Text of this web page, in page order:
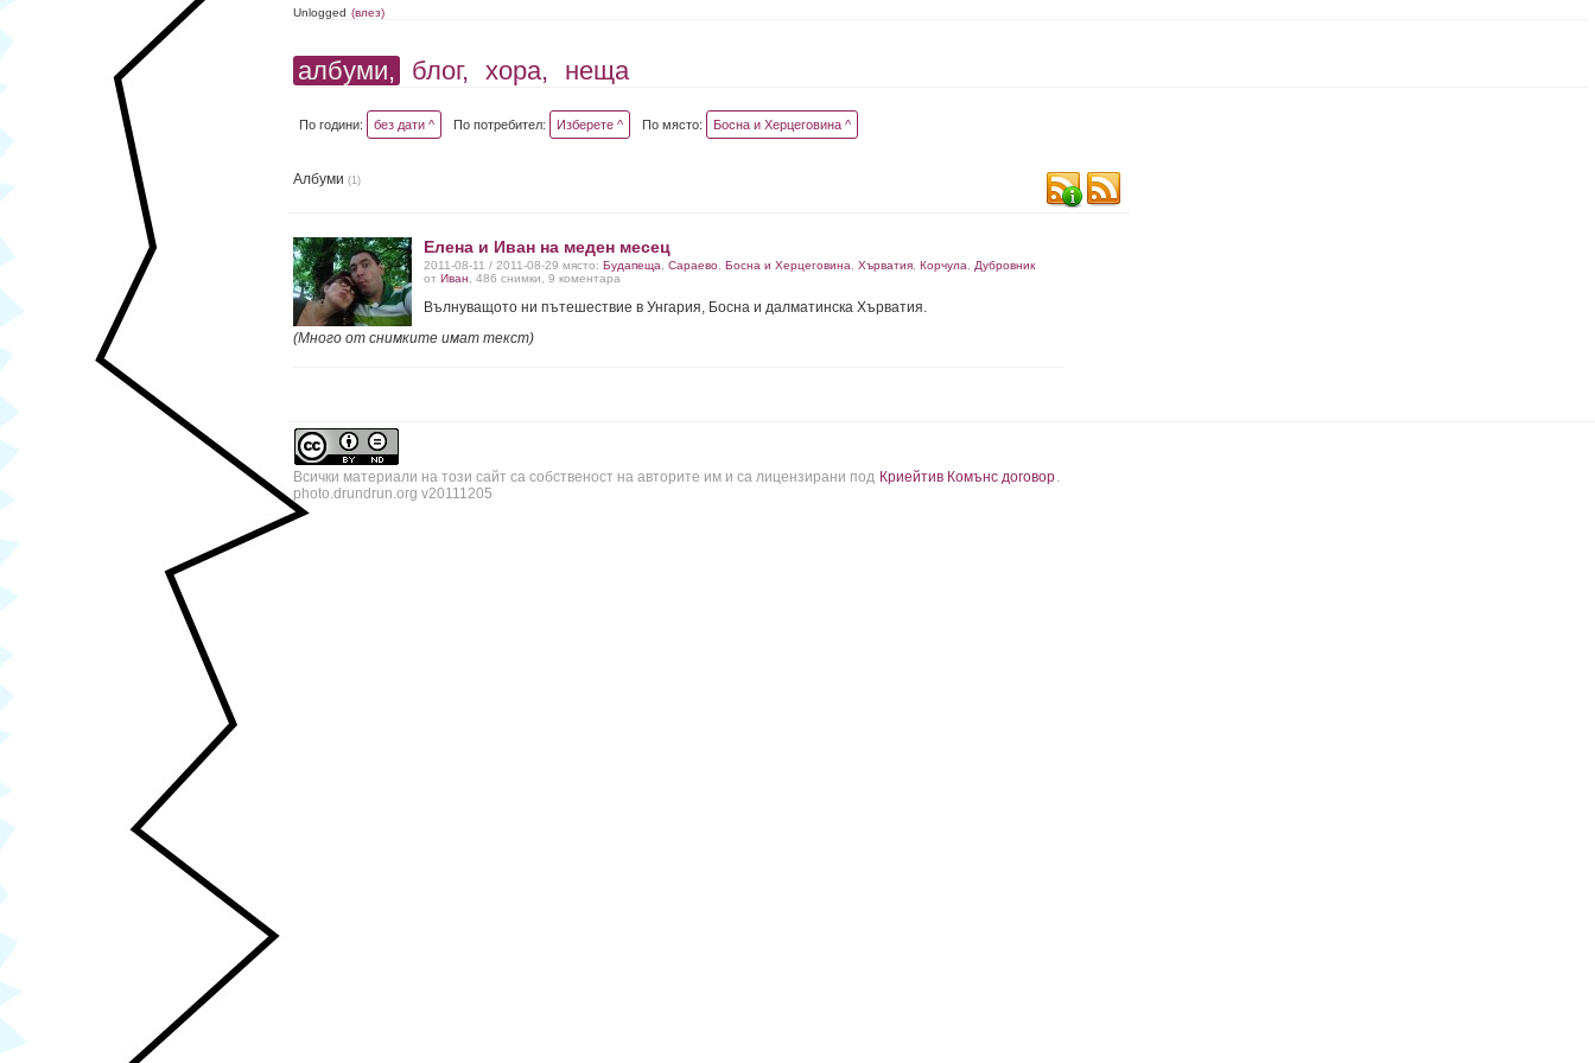
Unlogged (влез)
албуми, блог, хора, неща
По години: без дати ^ По потребител: Изберете ^ По място: Босна и Херцеговина ^
Албуми (1)
Елена и Иван на меден месец
2011-08-11 / 2011-08-29 място: Будапеща Сараево, Босна и Херцеговина Хърватия, Корчула
Дубровник
от Иван , 486 снимки, 9 коментара
Вълнуващото ни пътешествие в Унгария, Босна и далматинска Хърватия.
(Много от снимките имат текст)
Всички материали на този сайт са собственост на авторите им и са лицензирани под Криейтив Комънс договор.
photo.drundrun.org v20111205